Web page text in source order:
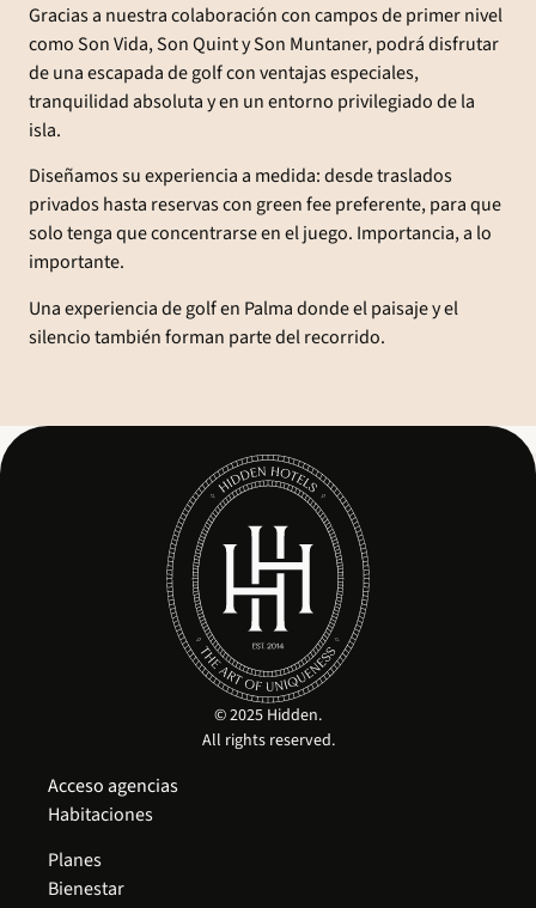
Gracias a nuestra colaboración con campos de primer nivel
como Son Vida, Son Quint y Son Muntaner, podrá disfrutar
de una escapada de golf con ventajas especiales,
tranquilidad absoluta y en un entorno privilegiado de la
isla.
Diseñamos su experiencia a medida: desde traslados
privados hasta reservas con green fee preferente, para que
solo tenga que concentrarse en el juego. Importancia, a lo
importante.
Una experiencia de golf en Palma donde el paisaje y el
silencio también forman parte del recorrido.
© 2025 Hidden.
All rights reserved.
Acceso agencias
Habitaciones
Planes
Bienestar